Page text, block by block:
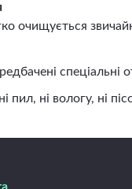
очищується
спеціальні
ні вологу, ні